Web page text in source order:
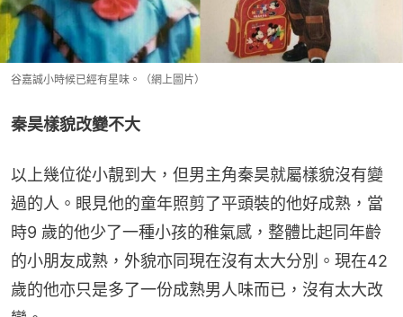
谷嘉誠小時候已經有星味。（網上圖片）
秦昊樣貌改變不大
以上幾位從小靚到大，但男主角秦昊就屬樣貌沒有變
過的人。眼見他的童年照剪了平頭裝的他好成熟，當
時9 歲的他少了一種小孩的稚氣感，整體比起同年齡
的小朋友成熟，外貌亦同現在沒有太大分別。現在42
歲的他亦只是多了一份成熟男人味而已，沒有太大改